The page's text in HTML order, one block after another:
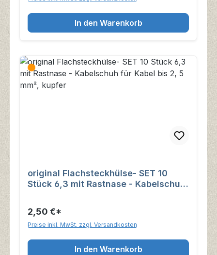
In den Warenkorb
original Flachsteckhülse- SET 10
Stück 6,3 mit Rastnase - Kabelschuh
2,50 €*
Preise inkl. MwSt. zzgl. Versandkosten
In den Warenkorb